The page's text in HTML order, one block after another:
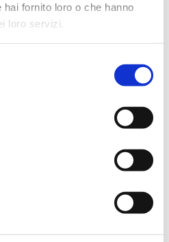
fornito loro o che hanno
loro servizi.
CCIAA